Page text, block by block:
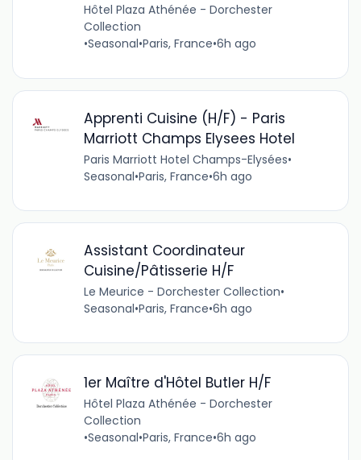
Hôtel Plaza Athénée - Dorchester
Collection
•Seasonal•Paris, France•6h ago
Apprenti Cuisine (H/F) - Paris
Marriott Champs Elysees Hotel
Paris Marriott Hotel Champs-Elysées•
Seasonal•Paris, France•6h ago
Assistant Coordinateur
Cuisine/Pâtisserie H/F
Le Meurice - Dorchester Collection•
Seasonal•Paris, France•6h ago
1er Maître d'Hôtel Butler H/F
Hôtel Plaza Athénée - Dorchester
Collection
•Seasonal•Paris, France•6h ago